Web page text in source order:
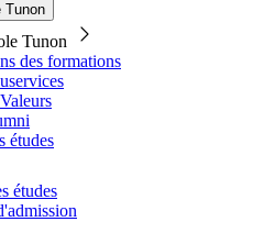
Tunon
Tunon
des formations
études
études